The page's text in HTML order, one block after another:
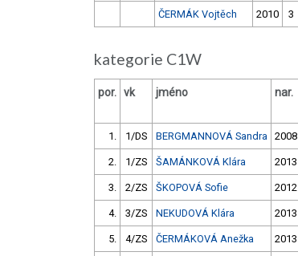
ČERMÁK Vojtěch 2010 3
kategorie C1W
por. vk jméno nar.
1. 1/DS BERGMANNOVÁ Sandra 2008
2. 1/ZS ŠAMÁNKOVÁ Klára 2013
3. 2/ZS ŠKOPOVÁ Sofie 2012
4. 3/ZS NEKUDOVÁ Klára 2013
5. 4/ZS ČERMÁKOVÁ Anežka 2013